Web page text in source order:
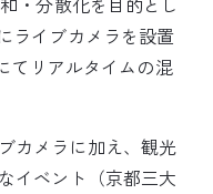
ライブカメラを設置
てリアルタイムの混
カメラに加え、観光
イベント（京都三大